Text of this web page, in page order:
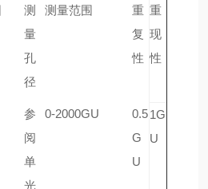
测
量
孔
径
测量范围
重
复
性
重
现
性
参
阅
单
光
0-2000GU
0.5
G
U
1G
U